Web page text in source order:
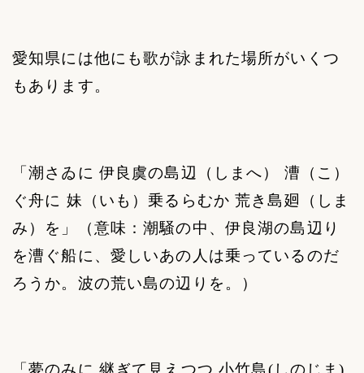
愛知県には他にも歌が詠まれた場所がいくつ
もあります。
「潮さゐに 伊良虞の島辺（しまへ） 漕（こ）
ぐ舟に 妹（いも）乗るらむか 荒き島廻（しま
み）を」（意味：潮騒の中、伊良湖の島辺り
を漕ぐ船に、愛しいあの人は乗っているのだ
ろうか。波の荒い島の辺りを。）
「夢のみに 継ぎて見えつつ 小竹島( しのじま)